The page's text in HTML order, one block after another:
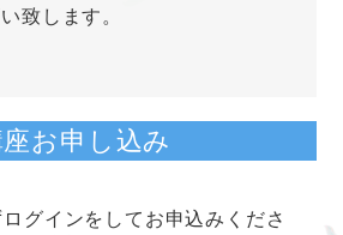
致します。
お申し込み
グインをしてお申込みくださ